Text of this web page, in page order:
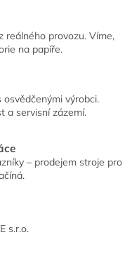
reálného provozu. Víme,
na papíře.
výrobci.
a servisní zázemí.
– prodejem stroje pro
s.r.o.